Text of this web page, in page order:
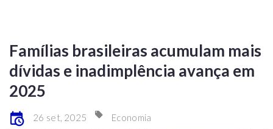
Famílias brasileiras acumulam mais
dívidas e inadimplência avança em
2025
26 set, 2025 Economia